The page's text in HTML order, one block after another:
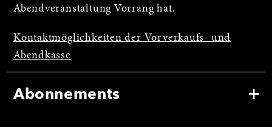
Abendveranstaltung Vorrang hat.
Kontaktmöglichkeiten der Vorverkaufs- und
Abendkasse
Abonnements